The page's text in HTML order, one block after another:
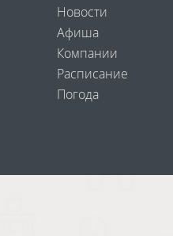
Новости
Афиша
Компании
Расписание
Погода